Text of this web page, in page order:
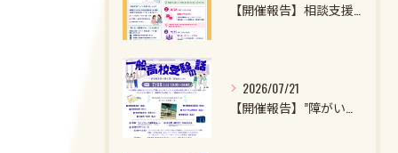
2026/07/21